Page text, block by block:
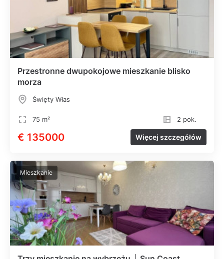
Przestronne dwupokojowe mieszkanie blisko
morza
Święty Włas
75 m² 2 pok.
€ 135000 Więcej szczegółów
Mieszkanie